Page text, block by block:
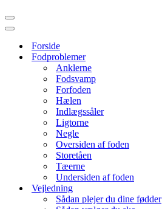
Navigation
menu
Navigation
Forside
Fodproblemer
Anklerne
Fodsvamp
Forfoden
Hælen
Indlægssåler
Ligtorne
Negle
Oversiden af foden
Storetåen
Tæerne
Undersiden af foden
Vejledning
Sådan plejer du dine fødder